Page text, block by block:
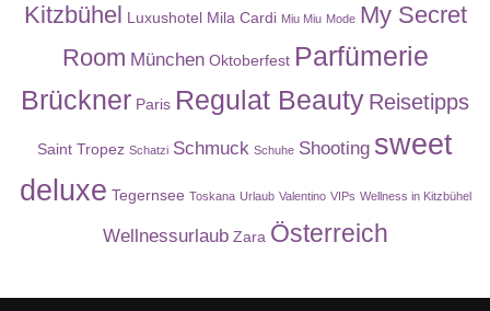
Kitzbühel Luxushotel Mila Cardi Miu Miu Mode My Secret
Room München Oktoberfest Parfümerie
Brückner Paris Regulat Beauty Reisetipps
Saint Tropez Schatzi Schmuck Schuhe Shooting sweet
deluxe Tegernsee Toskana Urlaub Valentino VIPs Wellness in Kitzbühel
Wellnessurlaub Zara Österreich